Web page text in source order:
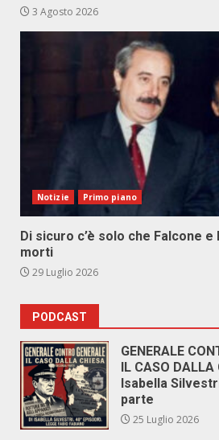
3 Agosto 2026
Notizie Primo piano
Di sicuro c’è solo che Falcone
morti
29 Luglio 2026
PODCAST
GENERALE
IL CASO DALLA
Isabella
parte
25 Luglio 2026